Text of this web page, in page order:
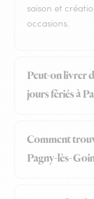
saison et
occasions.
Peut-on livrer
jours fériés à
Comment
Pagny-lès-